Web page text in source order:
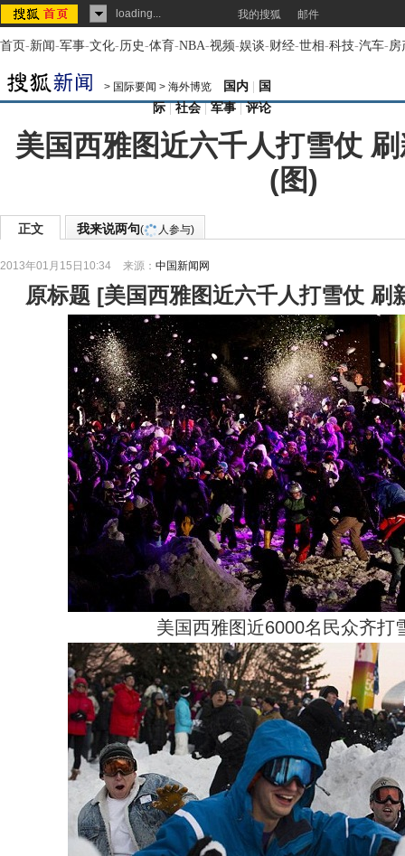
loading... 我的搜狐 邮件
首页-新闻-军事-文化-历史-体育-NBA-视频-娱谈-财经-世相-科技-汽车-房
> 国际要闻 > 海外博览 国内
国
际
社会 军事 评论
美国西雅图近六千人打雪仗
(图)
正文 我来说两句( 人参与)
2013年01月15日10:34 来源： 中国新闻网
原标题 [美国西雅图近六千人打雪仗 刷
美国西雅图近6000名民众齐打